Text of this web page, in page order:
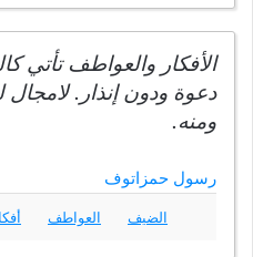
الأفكار والعواطف تأتي
دعوة ودون إنذار. لامجال
ومنه.
رسول حمزاتوف
الضيف العواطف